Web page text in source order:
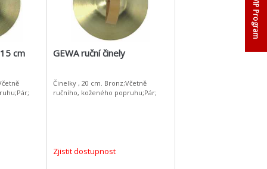
VIP Program
cm GEWA ruční činely
Činelky , 20 cm. Bronz;Včetně
ručního, koženého popruhu;Pár;
Zjistit dostupnost